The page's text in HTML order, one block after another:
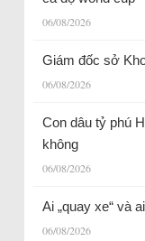
06/08/2026
Giám đốc sở
06/08/2026
Con dâu tỷ phú
không
06/08/2026
Ai „quay xe“ và
06/08/2026